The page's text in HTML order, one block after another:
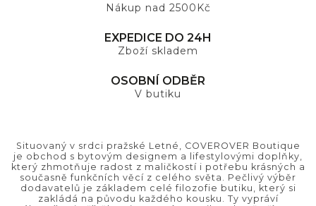
Nákup nad 2500Kč
EXPEDICE DO 24H
Zboží skladem
OSOBNÍ ODBĚR
V butiku
Situovaný v srdci pražské Letné, COVEROVER Boutique
je obchod s bytovým designem a lifestylovými doplňky,
který zhmotňuje radost z maličkostí i potřebu krásných a
současně funkčních věcí z celého světa. Pečlivý výběr
dodavatelů je základem celé filozofie butiku, který si
zakládá na původu každého kousku. Ty vypráví